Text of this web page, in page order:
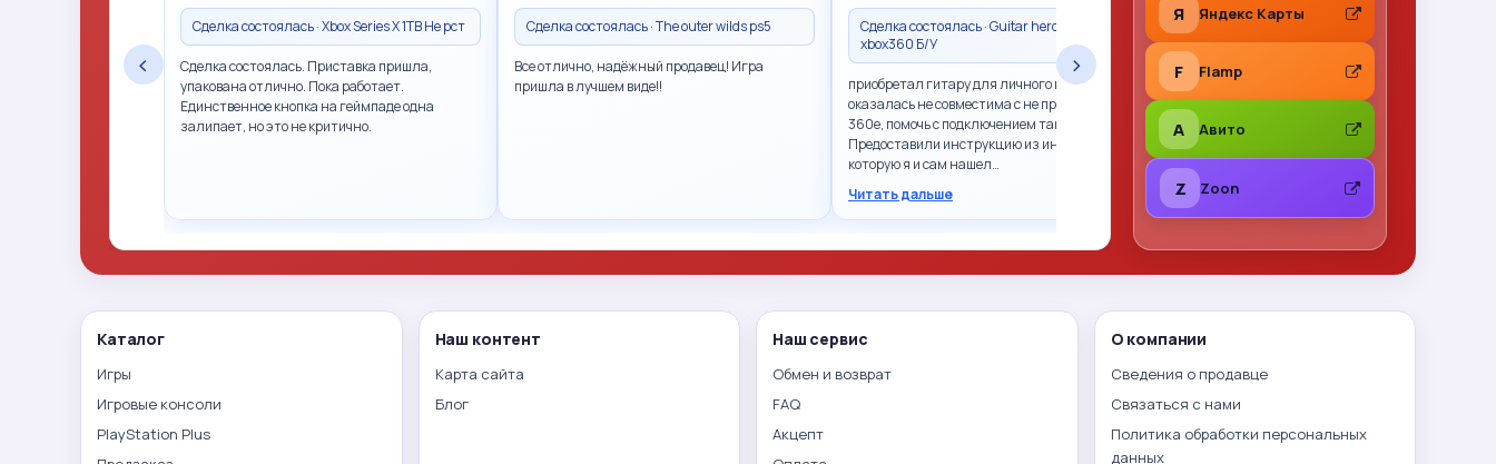
‹
Сделка состоялась · Xbox Series X 1TB Не рст
Сделка состоялась. Приставка пришла,
упакована отлично. Пока работает.
Единственное кнопка на геймпаде одна
залипает, но это не критично.
Сделка состоялась · The outer wilds ps5
Все отлично, надёжный продавец! Игра
пришла в лучшем виде!!
Сделка состоялась · Guitar hero гитара
xbox360 Б/У
приобретал гитару для личного пользования,
оказалась не совместима с не прошитым xbox
360e, помочь с подключением так и не смогли.
Предоставили инструкцию из интернета,
которую я и сам нашел…
Читать дальше
Сделка состоялась · Call of Duty 2: Big Red
One PS2 (sles-53415) (Англ
Все отлично. Фото перед отправкой, хорошо
упаковано. Рекомендую
›
Я Яндекс Карты
F Flamp
A Авито
Z Zoon
Каталог
Игры
Игровые консоли
PlayStation Plus
Наш контент
Карта сайта
Блог
Наш сервис
Обмен и возврат
FAQ
Акцепт
О компании
Сведения о продавце
Связаться с нами
Политика обработки персональных
данных